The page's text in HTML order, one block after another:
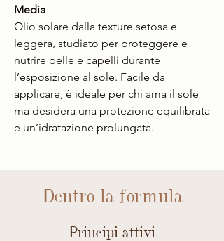
Media
Olio solare dalla texture setosa e
leggera, studiato per proteggere e
nutrire pelle e capelli durante
l’esposizione al sole. Facile da
applicare, è ideale per chi ama il sole
ma desidera una protezione equilibrata
e un’idratazione prolungata.
Dentro la formula
Principi attivi